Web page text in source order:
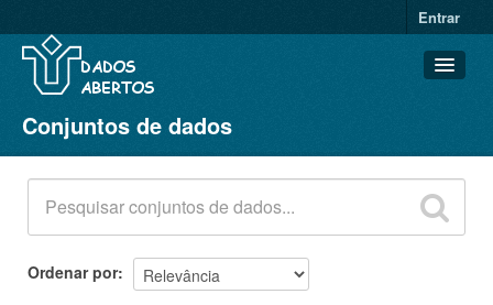
Entrar
Conjuntos de dados
Organizações
Grupos
Sobre
Conjuntos de dados
Ordenar por